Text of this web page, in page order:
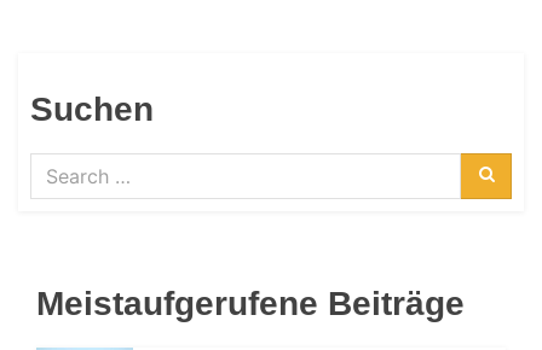
Suchen
Search
Meistaufgerufene Beiträge